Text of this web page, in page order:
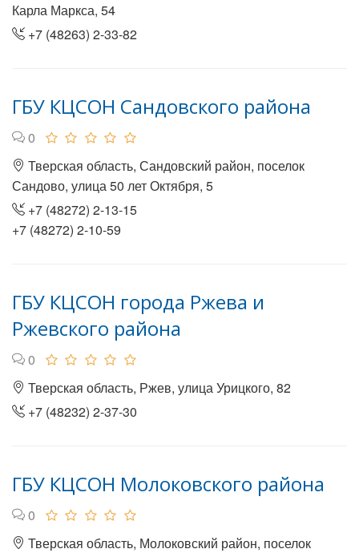
Карла Маркса, 54
+7 (48263) 2-33-82
ГБУ КЦСОН Сандовского района
0
Тверская область, Сандовский район, поселок
Сандово, улица 50 лет Октября, 5
+7 (48272) 2-13-15
+7 (48272) 2-10-59
ГБУ КЦСОН города Ржева и
Ржевского района
0
Тверская область, Ржев, улица Урицкого, 82
+7 (48232) 2-37-30
ГБУ КЦСОН Молоковского района
0
Тверская область, Молоковский район, поселок